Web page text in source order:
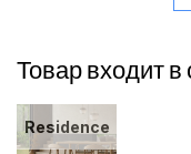
Товар входит
Residence